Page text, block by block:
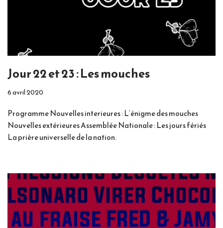
Jour 22 et 23 : Les mouches
6 avril 2020
Programme Nouvelles interieures : L’énigme des mouches
Nouvelles extérieures Assemblée Nationale : Les jours fériés
La prière universelle de la nation.